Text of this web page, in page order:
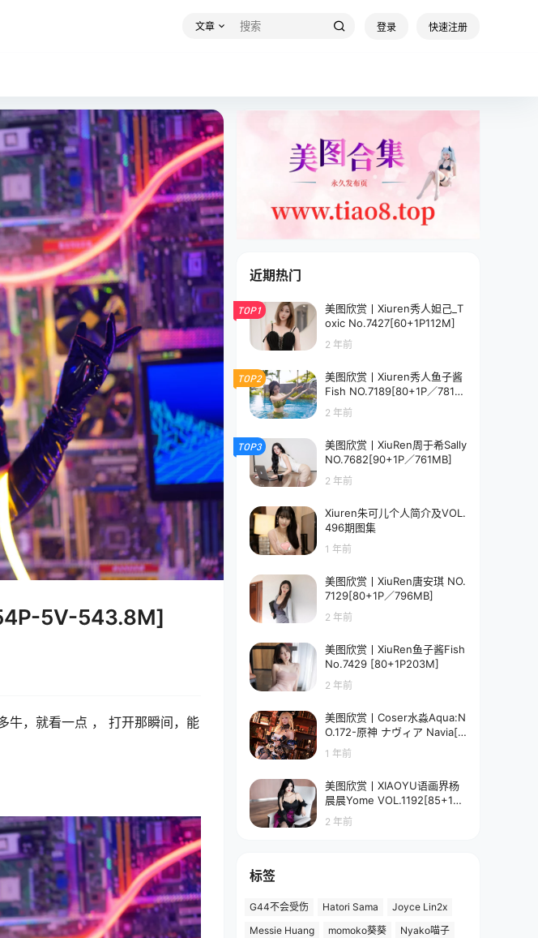
文章 登录 快速注册
5V-543.8M]
牛，就看一点 ， 打开那瞬间，能
近期热门
TOP1
美图欣赏丨Xiuren秀人妲己_T
oxic No.7427[60+1P112M]
2 年前
TOP2
美图欣赏丨Xiuren秀人鱼子酱
Fish NO.7189[80+1P／781M
2 年前
TOP3
美图欣赏丨XiuRen周于希Sally
NO.7682[90+1P／761MB]
2 年前
Xiuren朱可儿个人简介及VOL.
496期图集
1 年前
美图欣赏丨XiuRen唐安琪 NO.
7129[80+1P／796MB]
2 年前
美图欣赏丨XiuRen鱼子酱Fish
No.7429 [80+1P203M]
2 年前
美图欣赏丨Coser水淼Aqua:N
O.172-原神 ナヴィア Navia[5
8P-90.7M]
1 年前
美图欣赏丨XIAOYU语画界杨
晨晨Yome VOL.1192[85+1P
／673MB]
2 年前
标签
G44不会受伤 Hatori Sama
Joyce Lin2x
Messie Huang
momoko葵葵
Nyako喵子